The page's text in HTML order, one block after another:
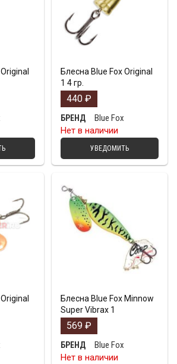
Блесна Blue Fox Original
1 4 гр.
440 ₽
БРЕНД
Blue Fox
Нет в наличии
УВЕДОМИТЬ
Блесна Blue Fox Minnow
Super Vibrax 1
569 ₽
БРЕНД
Blue Fox
Нет в наличии